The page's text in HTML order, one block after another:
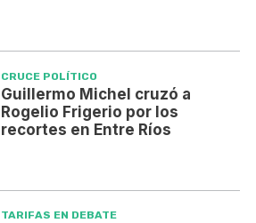
CRUCE POLÍTICO
Guillermo Michel cruzó a
Rogelio Frigerio por los
recortes en Entre Ríos
TARIFAS EN DEBATE